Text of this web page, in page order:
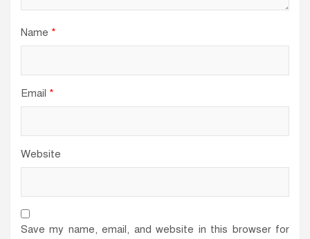
Name *
Email *
Website
Save my name, email, and website in this browser for